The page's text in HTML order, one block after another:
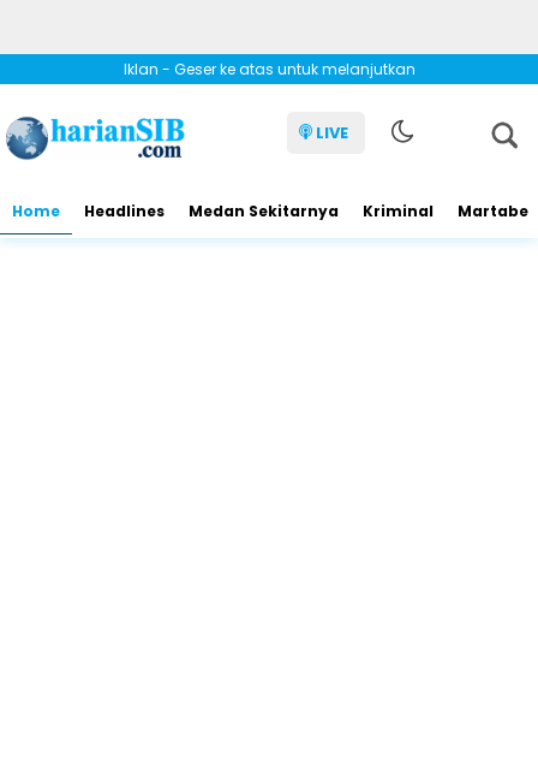
Iklan - Geser ke atas untuk melanjutkan
LIVE
Home Headlines Medan Sekitarnya Kriminal Martabe